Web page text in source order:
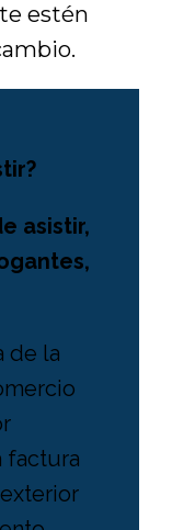
estén
asistir,
de la
factura